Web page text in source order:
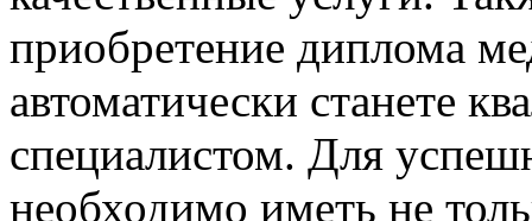
приобретение диплома
автоматически станете
специалистом. Для
необходимо иметь не